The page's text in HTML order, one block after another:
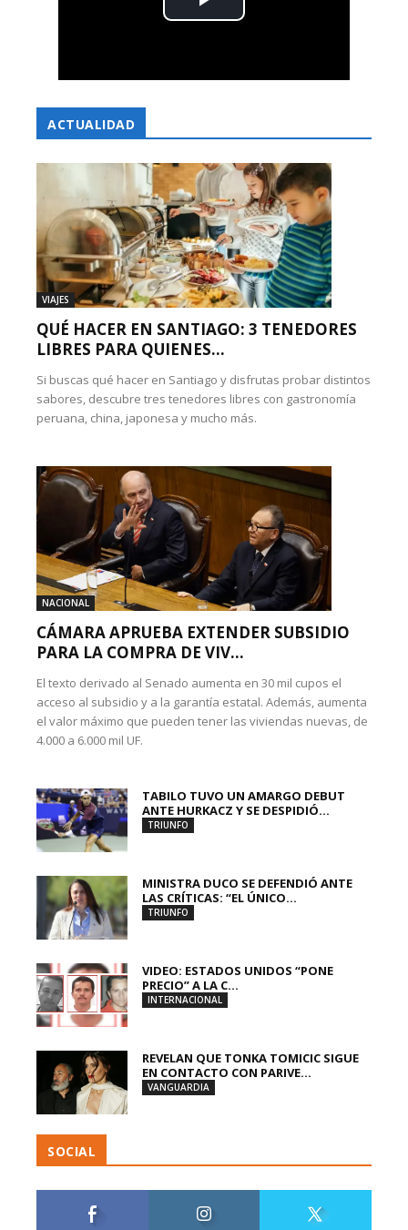
ACTUALIDAD
VIAJES
QUÉ HACER EN SANTIAGO: 3 TENEDORES
LIBRES PARA QUIENES...
Si buscas qué hacer en Santiago y disfrutas probar distintos
sabores, descubre tres tenedores libres con gastronomía
peruana, china, japonesa y mucho más.
NACIONAL
CÁMARA APRUEBA EXTENDER SUBSIDIO
PARA LA COMPRA DE VIV...
El texto derivado al Senado aumenta en 30 mil cupos el
acceso al subsidio y a la garantía estatal. Además, aumenta
el valor máximo que pueden tener las viviendas nuevas, de
4.000 a 6.000 mil UF.
TABILO TUVO UN AMARGO DEBUT
ANTE HURKACZ Y SE DESPIDIÓ...
TRIUNFO
MINISTRA DUCO SE DEFENDIÓ ANTE
LAS CRÍTICAS: “EL ÚNICO...
TRIUNFO
VIDEO: ESTADOS UNIDOS “PONE
PRECIO” A LA C...
INTERNACIONAL
REVELAN QUE TONKA TOMICIC SIGUE
EN CONTACTO CON PARIVE...
VANGUARDIA
SOCIAL